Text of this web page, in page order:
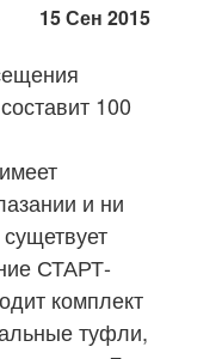
15 Сен 2015
100
и ни
СТАРТ-
комплект
туфли,